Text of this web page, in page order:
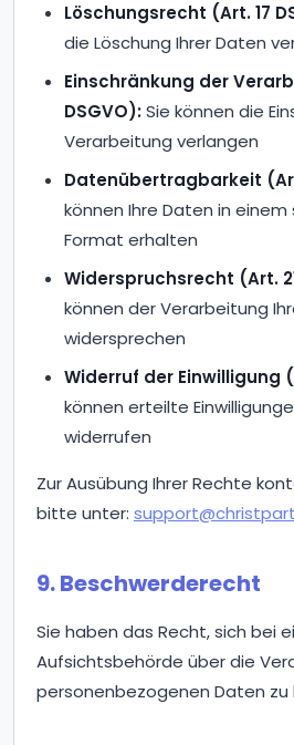
Löschungsrecht (Art. 17
die Löschung Ihrer Daten
Einschränkung der
DSGVO):Sie können die
Verarbeitung verlangen
Datenübertragbarkeit
können Ihre Daten in
Format erhalten
Widerspruchsrecht (Art.
können der Verarbeitung
widersprechen
Widerruf der Einwilligung
können erteilte
widerrufen
Zur Ausübung Ihrer Rechte
bitte unter:
9. Beschwerderecht
Sie haben das Recht, sich bei
Aufsichtsbehörde über die
personenbezogenen Daten zu